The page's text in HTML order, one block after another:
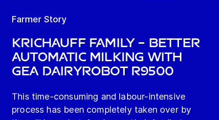
Farmer Story
Krichauff Family – Better
Automatic Milking with
GEA DairyRobot R9500
This time-consuming and labour-intensive
process has been completely taken over by